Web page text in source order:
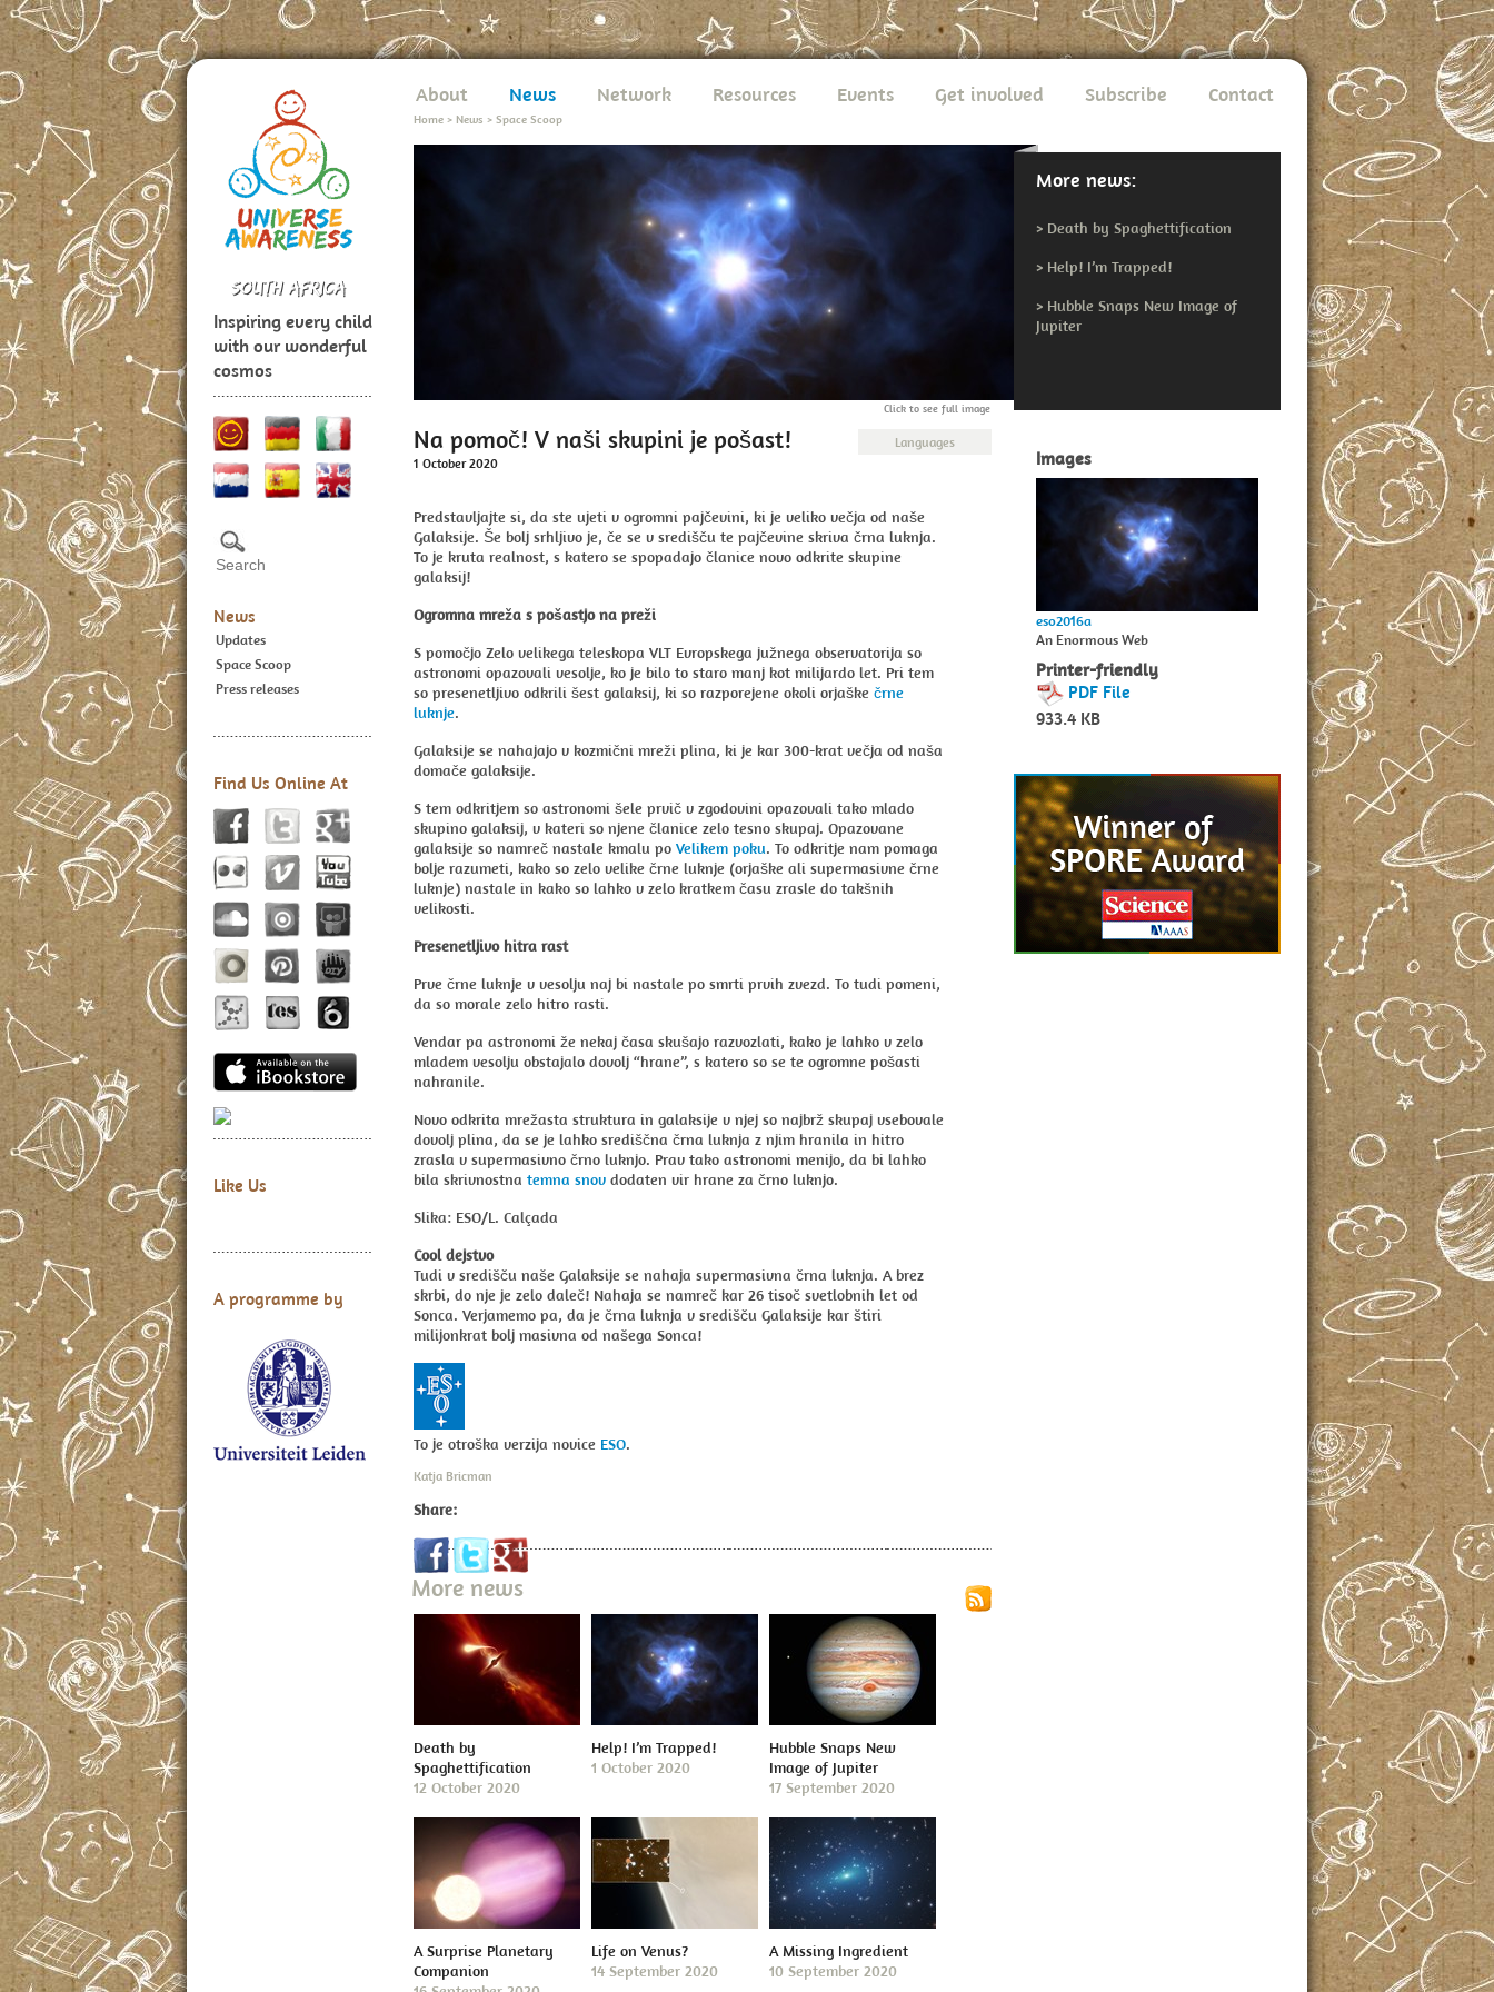
Inspiring every child
with our wonderful
cosmos
News
Updates
Space Scoop
Press releases
Find Us Online At
Like Us
A programme by
About News Network Resources Events Get involved Subscribe Contact
Home > News > Space Scoop
Click to see full image
More news:
> Death by Spaghettification
> Help! I’m Trapped!
> Hubble Snaps New Image of
Jupiter
Languages
Na pomoč! V naši skupini je pošast!
1 October 2020
Predstavljajte si, da ste ujeti v ogromni pajčevini, ki je veliko večja od naše
Galaksije. Še bolj srhljivo je, če se v središču te pajčevine skriva črna luknja.
To je kruta realnost, s katero se spopadajo članice novo odkrite skupine
galaksij!
Ogromna mreža s pošastjo na preži
S pomočjo Zelo velikega teleskopa VLT Evropskega južnega observatorija so
astronomi opazovali vesolje, ko je bilo to staro manj kot milijardo let. Pri tem
so presenetljivo odkrili šest galaksij, ki so razporejene okoli orjaške črne
luknje.
Galaksije se nahajajo v kozmični mreži plina, ki je kar 300-krat večja od naša
domače galaksije.
S tem odkritjem so astronomi šele prvič v zgodovini opazovali tako mlado
skupino galaksij, v kateri so njene članice zelo tesno skupaj. Opazovane
galaksije so namreč nastale kmalu po Velikem poku. To odkritje nam pomaga
bolje razumeti, kako so zelo velike črne luknje (orjaške ali supermasivne črne
luknje) nastale in kako so lahko v zelo kratkem času zrasle do takšnih
velikosti.
Presenetljivo hitra rast
Prve črne luknje v vesolju naj bi nastale po smrti prvih zvezd. To tudi pomeni,
da so morale zelo hitro rasti.
Vendar pa astronomi že nekaj časa skušajo razvozlati, kako je lahko v zelo
mladem vesolju obstajalo dovolj “hrane”, s katero so se te ogromne pošasti
nahranile.
Novo odkrita mrežasta struktura in galaksije v njej so najbrž skupaj vsebovale
dovolj plina, da se je lahko središčna črna luknja z njim hranila in hitro
zrasla v supermasivno črno luknjo. Prav tako astronomi menijo, da bi lahko
bila skrivnostna temna snov dodaten vir hrane za črno luknjo.
Slika: ESO/L. Calçada
Cool dejstvo
Tudi v središču naše Galaksije se nahaja supermasivna črna luknja. A brez
skrbi, do nje je zelo daleč! Nahaja se namreč kar 26 tisoč svetlobnih let od
Sonca. Verjamemo pa, da je črna luknja v središču Galaksije kar štiri
milijonkrat bolj masivna od našega Sonca!
To je otroška verzija novice ESO.
Katja Bricman
Share:
More news
Death by
Spaghettification
12 October 2020
Help! I’m Trapped!
1 October 2020
Hubble Snaps New
Image of Jupiter
17 September 2020
A Surprise Planetary
Companion
Life on Venus?
14 September 2020
A Missing Ingredient
10 September 2020
Images
eso2016a
An Enormous Web
Printer-friendly
PDF File
933.4 KB